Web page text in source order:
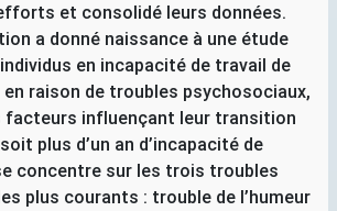
et consolidé leurs données.
a donné naissance à une étude
en incapacité de travail de
raison de troubles psychosociaux,
facteurs influençant leur transition
plus d’un an d’incapacité de
concentre sur les trois troubles
plus courants : trouble de l’humeur